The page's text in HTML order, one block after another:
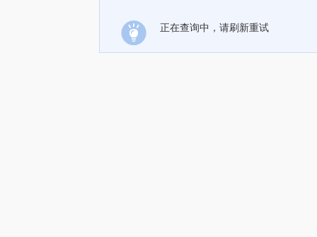
正在查询中，请刷新重试